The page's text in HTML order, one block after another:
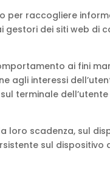
per raccogliere
dei siti web di
ai fini
agli interessi
terminale
loro scadenza, sul
sul dispositivo